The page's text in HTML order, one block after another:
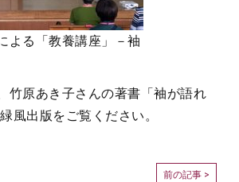
よる「教養講座」－袖
竹原あき子さんの著書「袖が語れ
風出版をご覧ください。
前の記事 >